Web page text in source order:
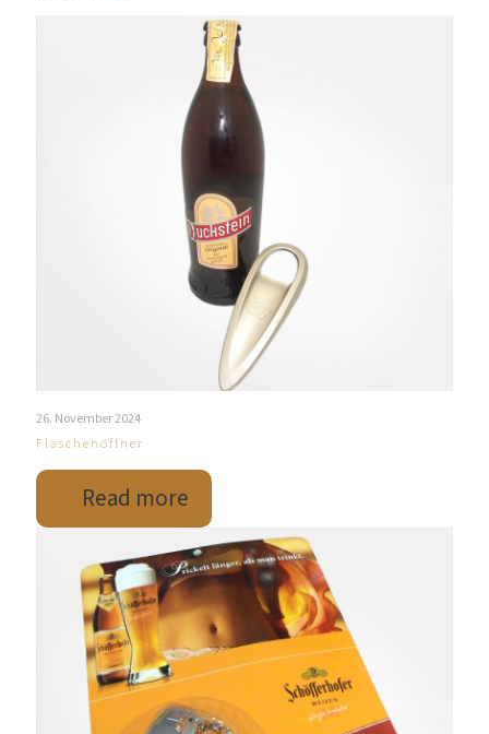
26. November 2024
Flaschenöffner
Read more